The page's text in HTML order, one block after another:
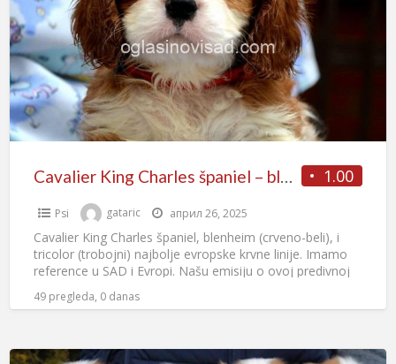
1.00
Cavalier King Charles španiel – blenheim i tricolor
Psi gataric април 26, 2025
Cavalier King Charles španiel, blenheim (crveno-beli), i
tricolor (trobojni) najbolje evropske krvne linije. Imamo
reference u SAD i Evropi. Našu emisiju o ovoj predivnoj
[…]
49 pregleda, 0 danas